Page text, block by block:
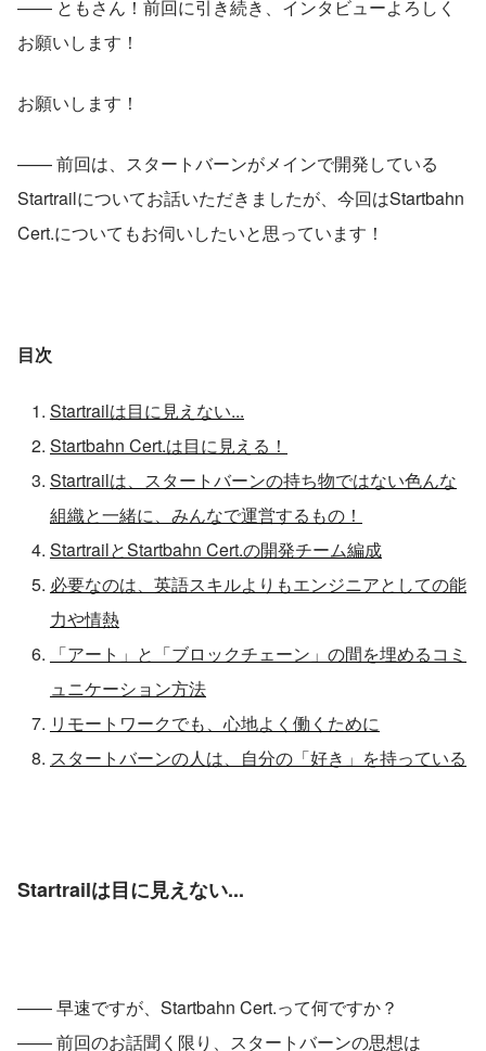
—— ともさん！前回に引き続き、インタビューよろしく
お願いします！
お願いします！
—— 前回は、スタートバーンがメインで開発している
Startrailについてお話いただきましたが、今回はStartbahn
Cert.についてもお伺いしたいと思っています！
目次
Startrailは目に見えない...
Startbahn Cert.は目に見える！
Startrailは、スタートバーンの持ち物ではない色んな
組織と一緒に、みんなで運営するもの！
StartrailとStartbahn Cert.の開発チーム編成
必要なのは、英語スキルよりもエンジニアとしての能
力や情熱
「アート」と「ブロックチェーン」の間を埋めるコミ
ュニケーション方法
リモートワークでも、心地よく働くために
スタートバーンの人は、自分の「好き」を持っている
Startrailは目に見えない...
—— 早速ですが、Startbahn Cert.って何ですか？
—— 前回のお話聞く限り、スタートバーンの思想は